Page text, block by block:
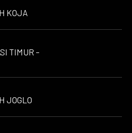
KOJA
TIMUR –
JOGLO